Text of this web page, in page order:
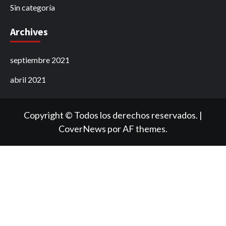
Sin categoría
Archives
septiembre 2021
abril 2021
Copyright © Todos los derechos reservados. |
CoverNews por AF themes.